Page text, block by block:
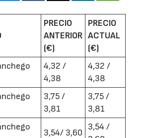
PRECIO
ANTERIOR
(€)
PRECIO
ACTUAL
(€)
4,32 /
4,38
4,32 /
4,38
3,75 /
3,81
3,75 /
3,81
3,54/ 3,60
3,54 /